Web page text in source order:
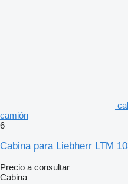
camión
6
Cabina para Liebherr LTM
Precio a consultar
Cabina